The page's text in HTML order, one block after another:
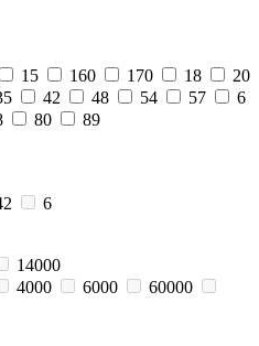
15 160 170 18
20
42 48 54 57
6
80
89
6
14000
4000 6000
60000